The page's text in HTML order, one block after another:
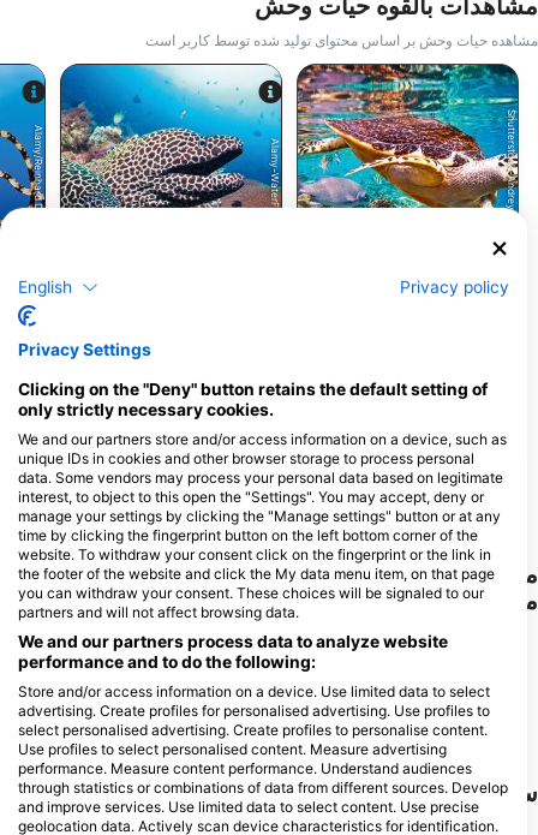
مشاهده حیات وحش بر اساس محتوای تولید شده توسط کاربر است
Shutterstock-Andrey Armyagov
J
F
M
A
M
J
J
A
S
O
N
D
Alamy-WaterFrame
J
F
M
A
M
J
J
A
S
O
N
D
Alamy/Reinhard Dirscherl
J
نمایش حیوانات بیشتر
مراکز غواصی که از این سایت غواصی پذیرایی
می‌کنند
Henveiru Meenaaz, 20006 Male’,
مالدیو
Diverland Embudu
Diverland, 00000 Embudu Village,
مالدیو
سایت‌های غواصی نزدیک
English Privacy policy
Privacy Settings
Clicking on the "Deny" button retains the default setting of
only strictly necessary cookies.
We and our partners store and/or access information on a device, such as
unique IDs in cookies and other browser storage to process personal
data. Some vendors may process your personal data based on legitimate
interest, to object to this open the "Settings". You may accept, deny or
manage your settings by clicking the "Manage settings" button or at any
time by clicking the fingerprint button on the left bottom corner of the
website. To withdraw your consent click on the fingerprint or the link in
the footer of the website and click the My data menu item, on that page
you can withdraw your consent. These choices will be signaled to our
partners and will not affect browsing data.
We and our partners process data to analyze website
performance and to do the following:
Store and/or access information on a device. Use limited data to select
advertising. Create profiles for personalised advertising. Use profiles to
select personalised advertising. Create profiles to personalise content.
Use profiles to select personalised content. Measure advertising
performance. Measure content performance. Understand audiences
through statistics or combinations of data from different sources. Develop
and improve services. Use limited data to select content. Use precise
geolocation data. Actively scan device characteristics for identification.